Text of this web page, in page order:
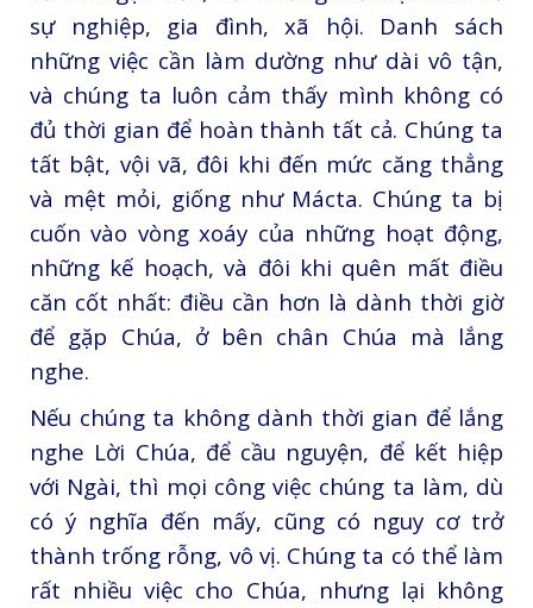
sự nghiệp, gia đình, xã hội. Danh sách
những việc cần làm dường như dài vô tận,
và chúng ta luôn cảm thấy mình không có
đủ thời gian để hoàn thành tất cả. Chúng ta
tất bật, vội vã, đôi khi đến mức căng thẳng
và mệt mỏi, giống như Mácta. Chúng ta bị
cuốn vào vòng xoáy của những hoạt động,
những kế hoạch, và đôi khi quên mất điều
căn cốt nhất: điều cần hơn là dành thời giờ
để gặp Chúa, ở bên chân Chúa mà lắng
nghe.
Nếu chúng ta không dành thời gian để lắng
nghe Lời Chúa, để cầu nguyện, để kết hiệp
với Ngài, thì mọi công việc chúng ta làm, dù
có ý nghĩa đến mấy, cũng có nguy cơ trở
thành trống rỗng, vô vị. Chúng ta có thể làm
rất nhiều việc cho Chúa, nhưng lại không